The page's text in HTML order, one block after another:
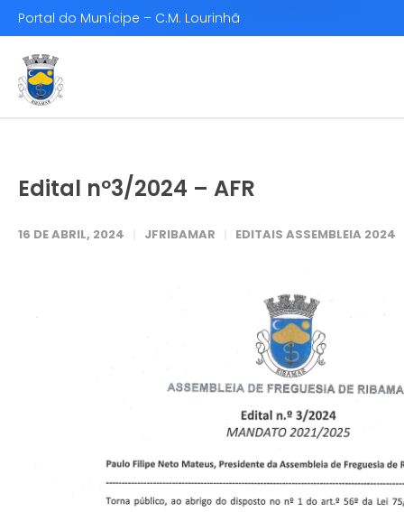
Portal do Munícipe – C.M. Lourinhã
Edital nº3/2024 – AFR
16 DE ABRIL, 2024 JFRIBAMAR EDITAIS ASSEMBLEIA 2024